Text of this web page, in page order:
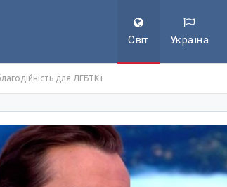
Світ Україна
для ЛГБТК+